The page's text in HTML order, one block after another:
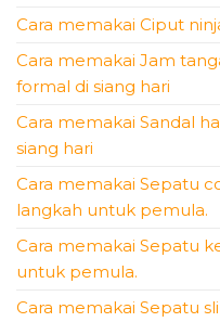
Cara memakai Ciput
Cara memakai Jam
formal di siang hari
Cara memakai Sandal
siang hari
Cara memakai Sepatu
langkah untuk pemula.
Cara memakai Sepatu
untuk pemula.
Cara memakai Sepatu